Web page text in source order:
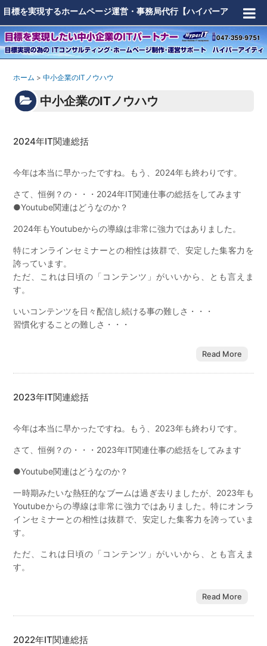
目標を実現するホームページ運営・事務局代行【ハイパーア
ホーム >中小企業のITノウハウ
中小企業のITノウハウ
2024年IT関連総括
今年は本当に早かったですね。もう、2024年も終わりです。
さて、恒例？の・・・2024年IT関連仕事の総括をしてみます
●Youtube関連はどうなのか？
2024年もYoutubeからの導線は非常に強力ではありました。
特にオンラインセミナーとの相性は抜群で、安定した集客力を
誇っています。
ただ、これは日頃の「コンテンツ」がいいから、とも言えま
す。
いいコンテンツを日々配信し続ける事の難しさ・・・
習慣化することの難しさ・・・
Read More
2023年IT関連総括
今年は本当に早かったですね。もう、2023年も終わりです。
さて、恒例？の・・・2023年IT関連仕事の総括をしてみます
●Youtube関連はどうなのか？
一時期みたいな熱狂的なブームは過ぎ去りましたが、2023年も
Youtubeからの導線は非常に強力ではありました。特にオンラ
インセミナーとの相性は抜群で、安定した集客力を誇っていま
す。
ただ、これは日頃の「コンテンツ」がいいから、とも言えま
す。
Read More
2022年IT関連総括